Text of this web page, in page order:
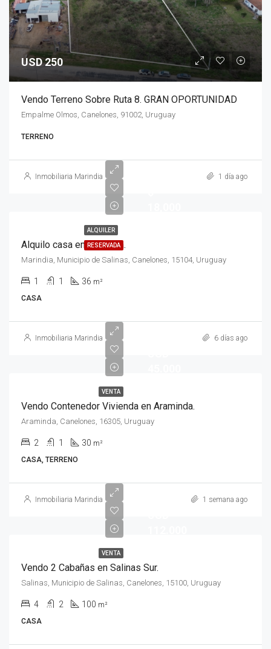
USD 250
Vendo Terreno Sobre Ruta 8. GRAN OPORTUNIDAD
Empalme Olmos, Canelones, 91002, Uruguay
TERRENO
Inmobiliaria Marindia 1 día ago
ALQUILER
RESERVADA
Alquilo casa en Marindia.
Marindia, Municipio de Salinas, Canelones, 15104, Uruguay
1 1 36 m²
CASA
Inmobiliaria Marindia 6 días ago
VENTA
Vendo Contenedor Vivienda en Araminda.
Araminda, Canelones, 16305, Uruguay
2 1 30 m²
CASA, TERRENO
Inmobiliaria Marindia 1 semana ago
VENTA
Vendo 2 Cabañas en Salinas Sur.
Salinas, Municipio de Salinas, Canelones, 15100, Uruguay
4 2 100 m²
CASA